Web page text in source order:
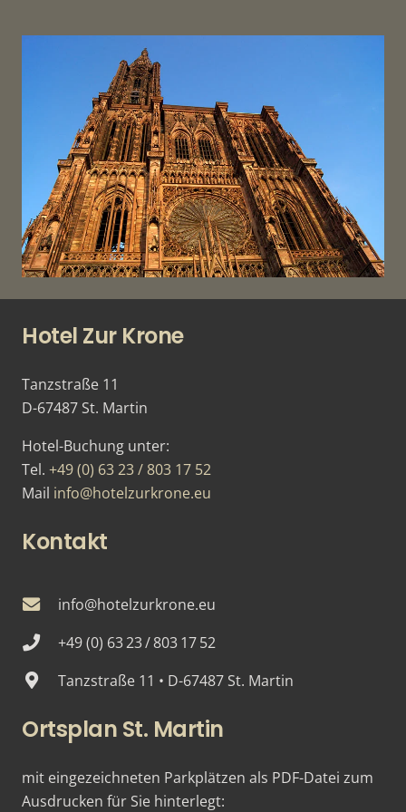
Hotel Zur Krone
Tanzstraße 11
D-67487 St. Martin
Hotel-Buchung unter:
Tel. +49 (0) 63 23 / 803 17 52
Mail info@hotelzurkrone.eu
Kontakt
info@hotelzurkrone.eu
+49 (0) 63 23 / 803 17 52
Tanzstraße 11 • D-67487 St. Martin
Ortsplan St. Martin
mit eingezeichneten Parkplätzen als PDF-Datei zum
Ausdrucken für Sie hinterlegt: